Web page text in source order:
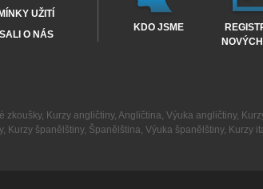
UŽITÍ
O NÁS
KDO JSME
zkoušky, Kurzy angličtiny, Angličtina, Výuka angličtiny,
, Kurzy španělštiny, Španělština, Výuka španělštiny, Kurzy